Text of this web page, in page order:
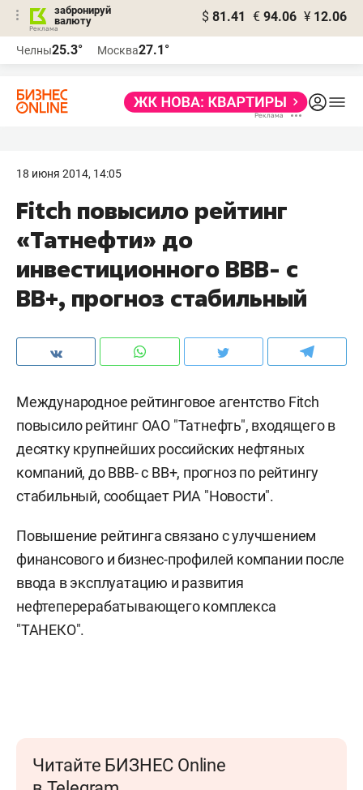
забронируй
валюту
$ 81.41 € 94.06 ¥ 12.06
Челны25.3° Москва27.1°
18 июня 2014, 14:05
Fitch повысило рейтинг
«Татнефти» до
инвестиционного BBB- с
BB+, прогноз стабильный
Международное рейтинговое агентство Fitch
повысило рейтинг ОАО "Татнефть", входящего в
десятку крупнейших российских нефтяных
компаний, до BBB- с BB+, прогноз по рейтингу
стабильный, сообщает РИА "Новости".
Повышение рейтинга связано с улучшением
финансового и бизнес-профилей компании после
ввода в эксплуатацию и развития
нефтеперерабатывающего комплекса
"ТАНЕКО".
Читайте БИЗНЕС Online